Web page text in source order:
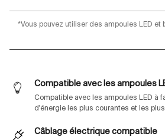
*Vous pouvez utiliser des ampoules LED et
Compatible avec les ampoules
Compatible avec les ampoules LED à
d'énergie les plus courantes et les
Câblage électrique compatible